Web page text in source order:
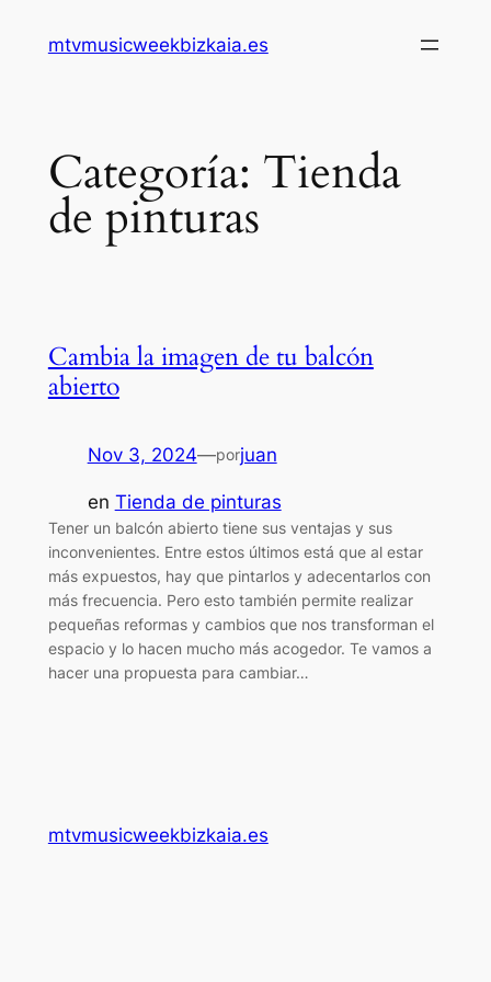
mtvmusicweekbizkaia.es
Categoría: Tienda
de pinturas
Cambia la imagen de tu balcón
abierto
Nov 3, 2024—porjuan
en Tienda de pinturas
Tener un balcón abierto tiene sus ventajas y sus
inconvenientes. Entre estos últimos está que al estar
más expuestos, hay que pintarlos y adecentarlos con
más frecuencia. Pero esto también permite realizar
pequeñas reformas y cambios que nos transforman el
espacio y lo hacen mucho más acogedor. Te vamos a
hacer una propuesta para cambiar…
mtvmusicweekbizkaia.es